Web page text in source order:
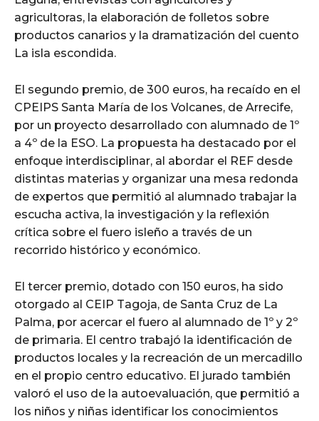
agricultoras, la elaboración de folletos sobre
productos canarios y la dramatización del cuento
La isla escondida.
El segundo premio, de 300 euros, ha recaído en el
CPEIPS Santa María de los Volcanes, de Arrecife,
por un proyecto desarrollado con alumnado de 1º
a 4º de la ESO. La propuesta ha destacado por el
enfoque interdisciplinar, al abordar el REF desde
distintas materias y organizar una mesa redonda
de expertos que permitió al alumnado trabajar la
escucha activa, la investigación y la reflexión
crítica sobre el fuero isleño a través de un
recorrido histórico y económico.
El tercer premio, dotado con 150 euros, ha sido
otorgado al CEIP Tagoja, de Santa Cruz de La
Palma, por acercar el fuero al alumnado de 1º y 2º
de primaria. El centro trabajó la identificación de
productos locales y la recreación de un mercadillo
en el propio centro educativo. El jurado también
valoró el uso de la autoevaluación, que permitió a
los niños y niñas identificar los conocimientos